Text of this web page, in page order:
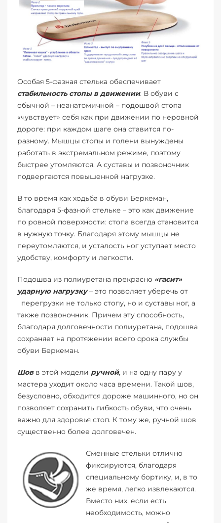
Особая 5-фазная стелька обеспечивает
стабильность стопы в движении. В обуви с
обычной – неанатомичной – подошвой стопа
«чувствует» себя как при движении по неровной
дороге: при каждом шаге она ставится по-
разному. Мышцы стопы и голени вынуждены
работать в экстремальном режиме, поэтому
быстрее утомляются. А суставы и позвоночник
подвергаются повышенной нагрузке.
В то время как ходьба в обуви Беркеман,
благодаря 5-фазной стельке – это как движение
по ровной поверхности: стопа всегда становится
в нужную точку. Благодаря этому мышцы не
переутомляются, и усталость ног уступает место
удобству, комфорту и легкости.
Подошва из полиуретана прекрасно «гасит»
ударную нагрузку– это позволяет уберечь от
перегрузки не только стопу, но и суставы ног, а
также позвоночник. Причем эту способность,
благодаря долговечности полиуретана, подошва
сохраняет на протяжении всего срока службы
обуви Беркеман.
Шовв этой модели ручной, и на одну пару у
мастера уходит около часа времени. Такой шов,
безусловно, обходится дороже машинного, но он
позволяет сохранить гибкость обуви, что очень
важно для здоровья стоп. К тому же, ручной шов
существенно более долговечен.
Сменные стельки отлично
фиксируются, благодаря
специальному бортику, и, в то
же время, легко извлекаются.
Вместо них, если есть
необходимость, можно